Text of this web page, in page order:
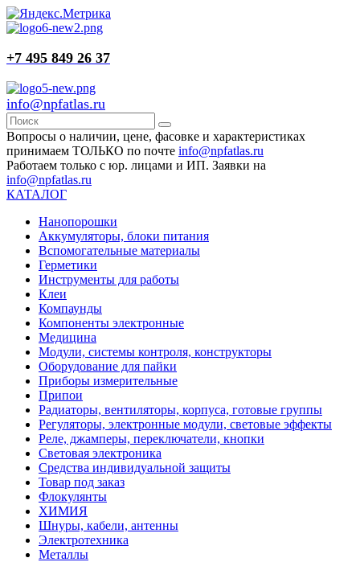
+7 495 849 26 37
info@npfatlas.ru
Вопросы о наличии, цене, фасовке и характеристиках
принимаем ТОЛЬКО по почте info@npfatlas.ru
Работаем только с юр. лицами и ИП. Заявки на
info@npfatlas.ru
КАТАЛОГ
Нанопорошки
Аккумуляторы, блоки питания
Вспомогательные материалы
Герметики
Инструменты для работы
Клеи
Компаунды
Компоненты электронные
Медицина
Модули, системы контроля, конструкторы
Оборудование для пайки
Приборы измерительные
Припои
Радиаторы, вентиляторы, корпуса, готовые группы
Регуляторы, электронные модули, световые эффекты
Реле, джамперы, переключатели, кнопки
Световая электроника
Средства индивидуальной защиты
Товар под заказ
Флокулянты
ХИМИЯ
Шнуры, кабели, антенны
Электротехника
Металлы